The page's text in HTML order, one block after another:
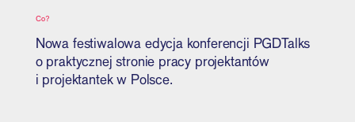
Co?
Nowa festiwalowa edycja konferencji PGDTalks
o praktycznej stronie pracy projektantów
i projektantek w Polsce.